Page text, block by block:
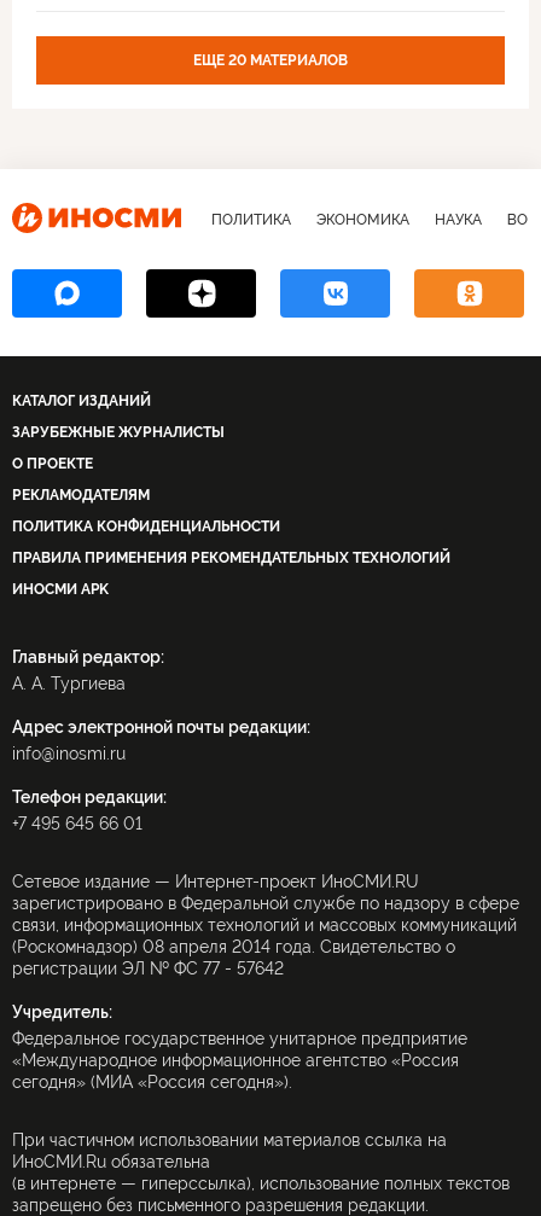
ЕЩЕ 20 МАТЕРИАЛОВ
ПОЛИТИКА ЭКОНОМИКА НАУКА
КАТАЛОГ ИЗДАНИЙ
ЗАРУБЕЖНЫЕ ЖУРНАЛИСТЫ
О ПРОЕКТЕ
РЕКЛАМОДАТЕЛЯМ
ПОЛИТИКА КОНФИДЕНЦИАЛЬНОСТИ
ПРАВИЛА ПРИМЕНЕНИЯ РЕКОМЕНДАТЕЛЬНЫХ ТЕХНОЛОГИЙ
ИНОСМИ APK
Главный редактор:
А. А. Тургиева
Адрес электронной почты редакции:
info@inosmi.ru
Телефон редакции:
+7 495 645 66 01
Сетевое издание — Интернет-проект ИноСМИ.RU
зарегистрировано в Федеральной службе по надзору в сфере
связи, информационных технологий и массовых коммуникаций
(Роскомнадзор) 08 апреля 2014 года. Свидетельство о
регистрации ЭЛ № ФС 77 - 57642
Учредитель:
Федеральное государственное унитарное предприятие
«Международное информационное агентство «Россия
сегодня» (МИА «Россия сегодня»).
При частичном использовании материалов ссылка на
ИноСМИ.Ru обязательна
(в интернете — гиперссылка), использование полных текстов
запрещено без письменного разрешения редакции.